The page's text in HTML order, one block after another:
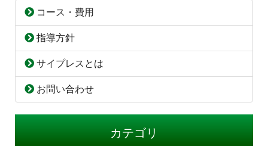
コース・費用
指導方針
サイプレスとは
お問い合わせ
カテゴリ